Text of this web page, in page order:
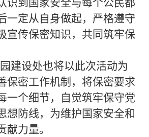
识到国家安全与每个公民都
一定从自身做起，严格遵守
宣传保密知识，共同筑牢保
建设处也将以此次活动为
保密工作机制，将保密要求
一个细节，自觉筑牢保守党
想防线，为维护国家安全和
献力量。